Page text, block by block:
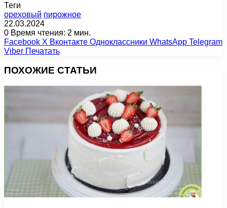
Теги
ореховый пирожное
22.03.2024
0 Время чтения: 2 мин.
Facebook X Вконтакте Одноклассники WhatsApp Telegram
Viber Печатать
ПОХОЖИЕ СТАТЬИ